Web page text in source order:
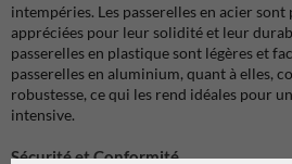
intempéries. Les passerelles en acier
appréciées pour leur solidité et leur
passerelles en plastique sont légères et
passerelles en aluminium, quant à elles,
robustesse, ce qui les rend idéales pour
intensive.
Sécurité et Conformité